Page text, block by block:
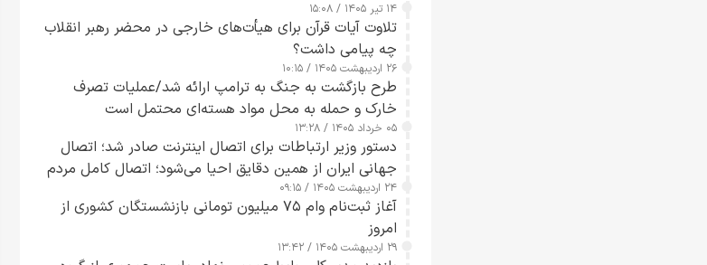
۱۴ تیر ۱۴۰۵ / ۱۵:۰۸
تلاوت آیات قرآن برای هیأت‌های خارجی در محضر رهبر انقلاب
چه پیامی داشت؟
۲۶ اردیبهشت ۱۴۰۵ / ۱۰:۱۵
طرح‌ بازگشت به جنگ به ترامپ ارائه شد/عملیات تصرف
خارک و حمله به محل مواد هسته‌ای محتمل است
۰۵ خرداد ۱۴۰۵ / ۱۳:۲۸
دستور وزیر ارتباطات برای اتصال اینترنت صادر شد؛ اتصال
جهانی ایران از همین دقایق احیا می‌شود؛ اتصال کامل مردم
تا ۲۴ ساعت آینده
۲۴ اردیبهشت ۱۴۰۵ / ۰۹:۱۵
آغاز ثبت‌نام وام ۷۵ میلیون تومانی بازنشستگان کشوری از
امروز
۲۹ اردیبهشت ۱۴۰۵ / ۱۳:۴۲